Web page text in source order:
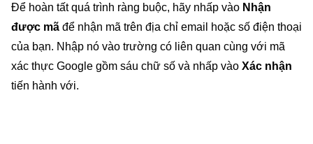
Để hoàn tất quá trình ràng buộc, hãy nhấp vào Nhận
được mã để nhận mã trên địa chỉ email hoặc số điện thoại
của bạn. Nhập nó vào trường có liên quan cùng với mã
xác thực Google gồm sáu chữ số và nhấp vào Xác nhận
tiến hành với.